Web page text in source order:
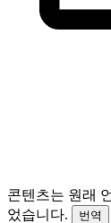
콘텐츠는 원래
었습니다.
번역